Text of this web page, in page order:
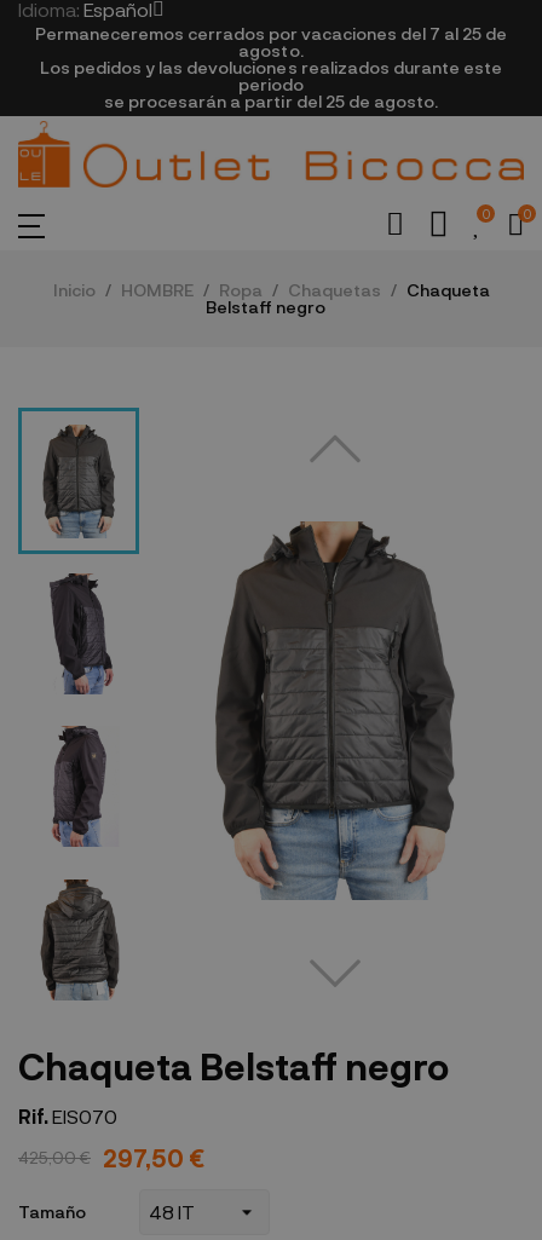
Idioma: Español
Permaneceremos cerrados por vacaciones del 7 al 25 de
agosto.
Los pedidos y las devoluciones realizados durante este
periodo
se procesarán a partir del 25 de agosto.
0 0
Inicio HOMBRE Ropa Chaquetas
Chaqueta
Belstaff negro
Chaqueta Belstaff negro
Rif.EIS070
425,00 € 297,50 €
Tamaño